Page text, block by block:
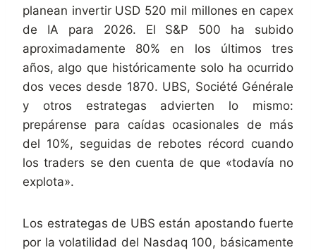
planean invertir USD 520 mil millones en capex
de IA para 2026. El S&P 500 ha subido
aproximadamente 80% en los últimos tres
años, algo que históricamente solo ha ocurrido
dos veces desde 1870. UBS, Société Générale
y otros estrategas advierten lo mismo:
prepárense para caídas ocasionales de más
del 10%, seguidas de rebotes récord cuando
los traders se den cuenta de que «todavía no
explota».
Los estrategas de UBS están apostando fuerte
por la volatilidad del Nasdaq 100, básicamente